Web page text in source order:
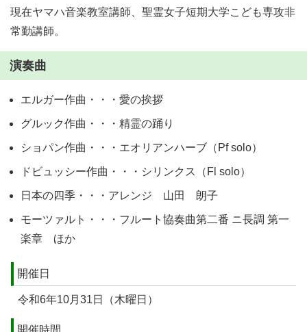
現在ヤマハ音楽教室講師、聖霊女子短期大学こども専攻非
常勤講師。
演奏曲
エルガー作曲・・・愛の挨拶
グルック作曲・・・精霊の踊り
ショパン作曲・・・エオリアンハーブ（Pf solo）
ドビュッシー作曲・・・シリンクス（Fl solo）
日本の四季・・・アレンジ 山田 朗子
モーツァルト・・・フルート協奏曲第二番 ニ長調 第一
楽章 ほか
開催日
令和6年10月31日（木曜日）